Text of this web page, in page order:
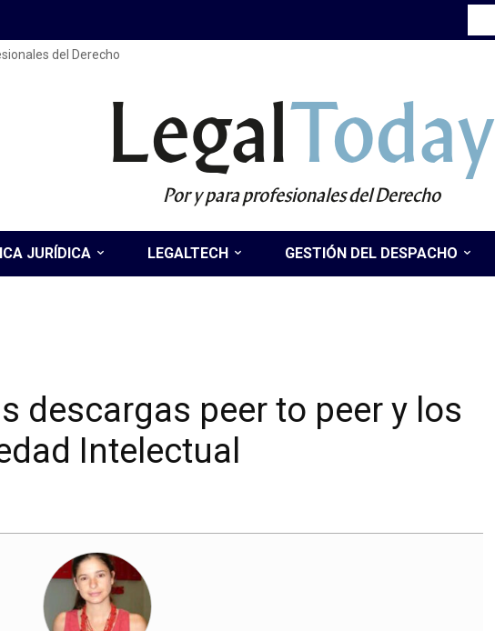
del Derecho
LegalToday
Por y para profesionales del Derecho
JURÍDICA LEGALTECH GESTIÓN DEL DESPACHO
descargas peer to peer y los
Intelectual